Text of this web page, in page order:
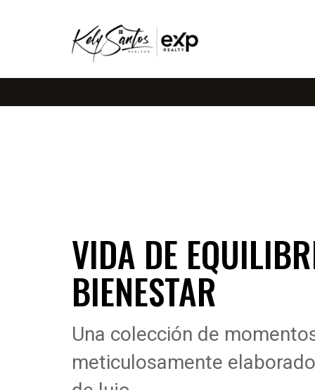
VIDA DE
BIENESTAR
Una colección de
meticulosamente